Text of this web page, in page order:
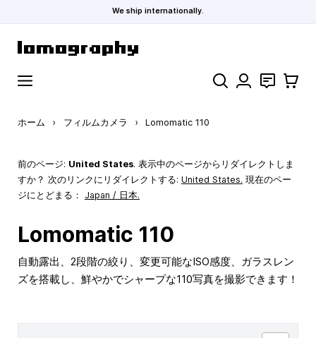
We ship internationally.
検索 お問い合わ
カート
ホーム › フィルムカメラ › Lomomatic 110
前のページ: United States. 表示中のページからリダイレクトしま
すか？ 次のリンクにリダイレクトする: United States. 現在のペー
ジにとどまる： Japan / 日本.
Lomomatic 110
自動露出、2段階の絞り、変更可能なISO感度、ガラスレン
ズを搭載し、鮮やかでシャープな110写真を撮影できます！